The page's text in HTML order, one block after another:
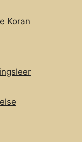
Koran